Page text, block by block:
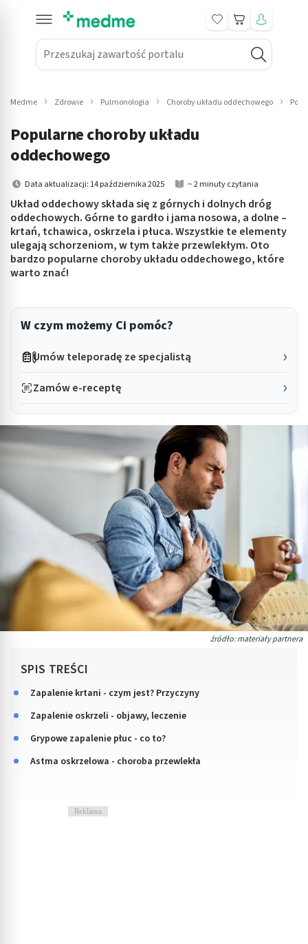
Przeszukaj zawartość portalu
Koszyk
submenu: Leki na receptę
submenu: Mama i dziecko
submenu: Kosmetyki
submenu: Higiena
submenu: Sprzęt medyczny
submenu: Intymne
Medme Zdrowie Pulmonologia Choroby układu oddechowego
Popularne choroby układu
oddechowego
Data aktualizacji: 14 października 2025 ~ 2 minuty czytania
Układ oddechowy składa się z górnych i dolnych dróg
oddechowych. Górne to gardło i jama nosowa, a dolne –
krtań, tchawica, oskrzela i płuca. Wszystkie te elementy
ulegają schorzeniom, w tym także przewlekłym. Oto
bardzo popularne choroby układu oddechowego, które
warto znać!
W czym możemy Ci pomóc?
Umów teleporadę ze specjalistą
Zamów e-receptę
źródło: materiały partnera
SPIS TREŚCI
Zapalenie krtani - czym jest? Przyczyny
Zapalenie oskrzeli - objawy, leczenie
Grypowe zapalenie płuc - co to?
Astma oskrzelowa - choroba przewlekła
Reklama